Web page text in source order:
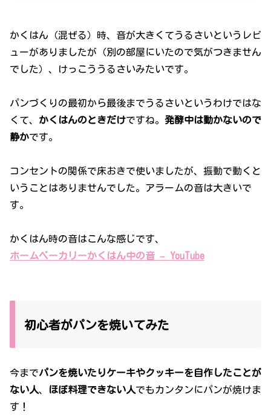
かくはん（混ぜる）時、音が大きくてうるさいというレビ
ューがありましたが（別の部屋にいたので気がつきません
でした）、けっこううるさいみたいです。
パンづくりの最初から最後までうるさいというわけではな
くて、 かくはんのときだけですね。 発酵中は動かないので
静かです。
コンセントの関係で床おきで使いましたが、振動で動くと
いうことはありませんでした。アラームの音は大きいで
す。
かくはん時の音はこんな感じです、
ホームベーカリーかくはん中の音 – YouTube
初心者がパンを焼いてみた
今までパンを焼いたりケーキやクッキーを自作したことが
ない人、 ほぼ料理できない人でもカンタンにパンが焼けま
す！